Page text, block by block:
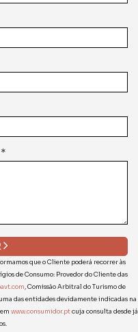
*
que o Cliente poderá recorrer às
de Consumo: Provedor do Cliente das
, Comissão Arbitral do Turismo de
das entidades devidamente indicadas na
www.consumidor.ptcuja consulta desde já